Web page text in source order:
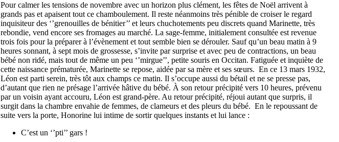
Pour calmer les tensions de novembre avec un horizon plus clément, les fêtes de Noël arrivent à
grands pas et apaisent tout ce chamboulement. Il reste néanmoins très pénible de croiser le regard
inquisiteur des ‘’grenouilles de bénitier’’ et leurs chuchotements peu discrets quand Marinette, très
rebondie, vend encore ses fromages au marché. La sage-femme, initialement consultée est revenue
trois fois pour la préparer à l’évènement et tout semble bien se dérouler. Sauf qu’un beau matin à 9
heures sonnant, à sept mois de grossesse, s’invite par surprise et avec peu de contractions, un beau
bébé non ridé, mais tout de même un peu ‘’mirgue’’, petite souris en Occitan. Fatiguée et inquiète de
cette naissance prématurée, Marinette se repose, aidée par sa mère et ses sœurs. En ce 13 mars 1932,
Léon est parti serein, très tôt aux champs ce matin. Il s’occupe aussi du bétail et ne se presse pas,
d’autant que rien ne présage l’arrivée hâtive du bébé. À son retour précipité vers 10 heures, prévenu
par un voisin ayant accouru, Léon est grand-père. Au retour précipité, réjoui autant que surpris, il
surgit dans la chambre envahie de femmes, de clameurs et des pleurs du bébé. En le repoussant de
suite vers la porte, Honorine lui intime de sortir quelques instants et lui lance :
C’est un ‘’pti’’ gars !